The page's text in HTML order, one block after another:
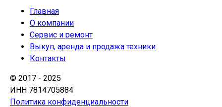
Главная
О компании
Сервис и ремонт
Выкуп, аренда и продажа техники
Контакты
© 2017 - 2025
ИНН 7814705884
Политика конфиденциальности